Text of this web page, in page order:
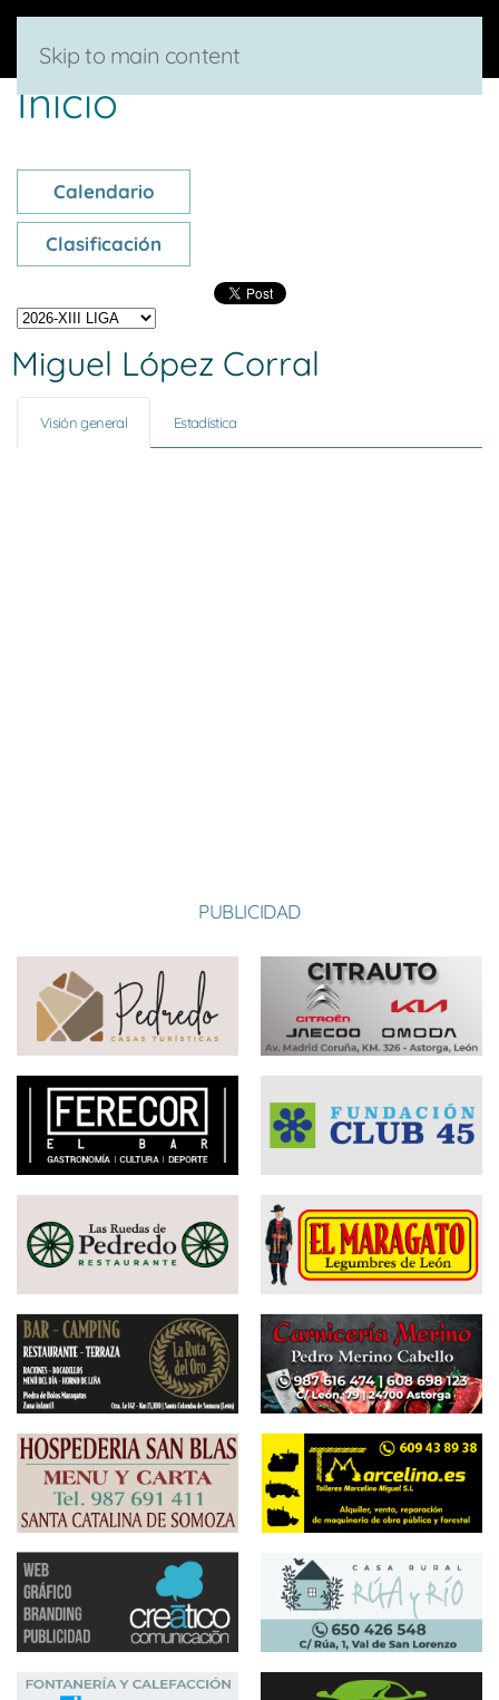
Skip to main content
Inicio
Calendario
Clasificación
Miguel López Corral
Visión general Estadística
PUBLICIDAD